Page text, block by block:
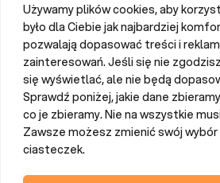
Używamy plików cookies, aby
było dla Ciebie jak najbardziej
pozwalają dopasować treści i
zainteresowań. Jeśli się nie
się wyświetlać, ale nie będą
Sprawdź poniżej, jakie dane
co je zbieramy. Nie na wszystkie
Zawsze możesz zmienić swój
ciasteczek.